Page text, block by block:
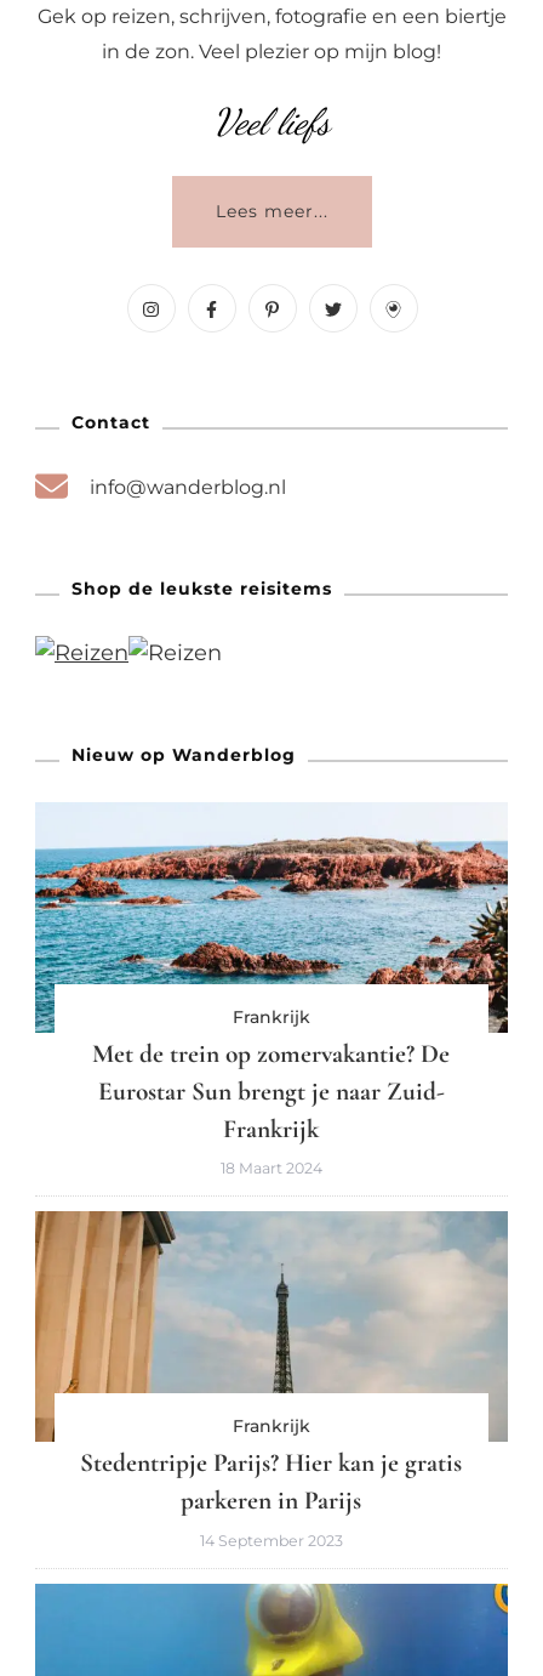
Gek op reizen, schrijven, fotografie en een biertje
in de zon. Veel plezier op mijn blog!
Veel liefs
Lees meer...
Contact
info@wanderblog.nl
Shop de leukste reisitems
Nieuw op Wanderblog
Frankrijk
Met de trein op zomervakantie? De
Eurostar Sun brengt je naar Zuid-
Frankrijk
18 Maart 2024
Frankrijk
Stedentripje Parijs? Hier kan je gratis
parkeren in Parijs
14 September 2023